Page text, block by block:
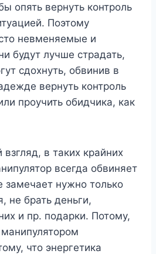
опять вернуть контроль
Поэтому
невменяемые и
будут лучше страдать,
сдохнуть, обвинив в
вернуть контроль
проучить обидчика, как
в таких крайних
всегда обвиняет
замечает нужно только
не брать деньги,
и пр. подарки. Потому,
манипулятором
что энергетика